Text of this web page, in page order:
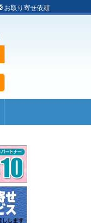
お取り寄せ依頼